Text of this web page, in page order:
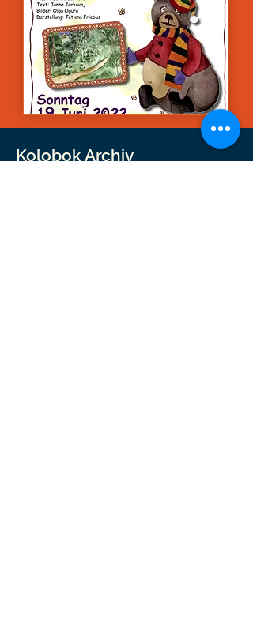
Kolobok Archiv